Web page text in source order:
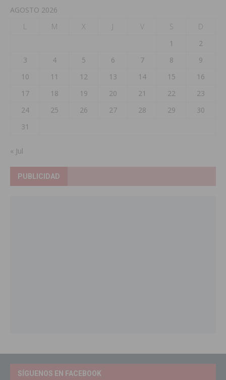
AGOSTO 2026
L
M X J V S
D
1
2
3
4 5 6 7 8
9
10
11 12 13 14 15
16
17
18 19 20 21 22
23
24
25 26 27 28 29
30
31
« Jul
PUBLICIDAD
SÍGUENOS EN FACEBOOK